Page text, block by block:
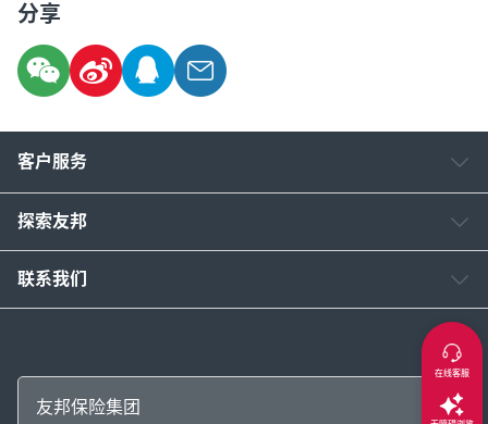
分享
客户服务
探索友邦
联系我们
友邦保险集团
在线客服